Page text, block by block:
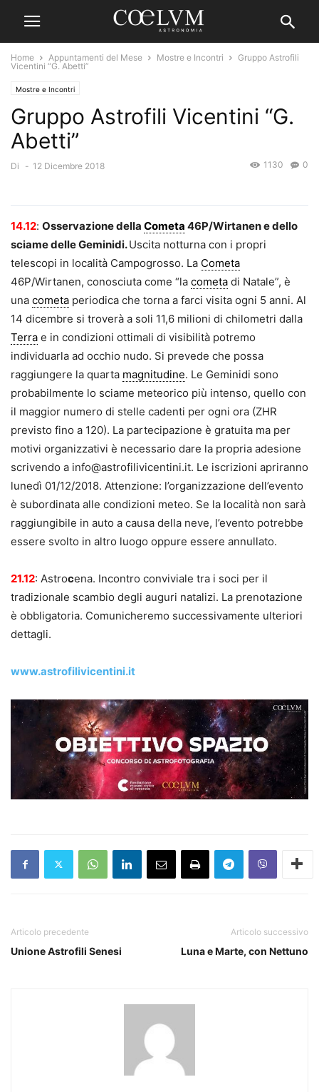
Home Appuntamenti del Mese Mostre e Incontri
Gruppo Astrofili
Vicentini “G. Abetti”
Mostre e Incontri
Gruppo Astrofili Vicentini “G.
Abetti”
Di - 12 Dicembre 2018 0
1130
14.12: Osservazione della Cometa 46P/Wirtanen e dello
sciame delle Geminidi.Uscita notturna con i propri
telescopi in località Campogrosso. La Cometa
46P/Wirtanen, conosciuta come “la cometa di Natale”, è
una cometa periodica che torna a farci visita ogni 5 anni. Al
14 dicembre si troverà a soli 11,6 milioni di chilometri dalla
Terra e in condizioni ottimali di visibilità potremo
individuarla ad occhio nudo. Si prevede che possa
raggiungere la quarta magnitudine. Le Geminidi sono
probabilmente lo sciame meteorico più intenso, quello con
il maggior numero di stelle cadenti per ogni ora (ZHR
previsto fino a 120). La partecipazione è gratuita ma per
motivi organizzativi è necessario dare la propria adesione
scrivendo a info@astrofilivicentini.it. Le iscrizioni apriranno
lunedì 01/12/2018. Attenzione: l’organizzazione dell’evento
è subordinata alle condizioni meteo. Se la località non sarà
raggiungibile in auto a causa della neve, l’evento potrebbe
essere svolto in altro luogo oppure essere annullato.
21.12: Astrocena. Incontro conviviale tra i soci per il
tradizionale scambio degli auguri natalizi. La prenotazione
è obbligatoria. Comunicheremo successivamente ulteriori
dettagli.
www.astrofilivicentini.it
Articolo precedente
Unione Astrofili Senesi
Articolo successivo
Luna e Marte, con Nettuno